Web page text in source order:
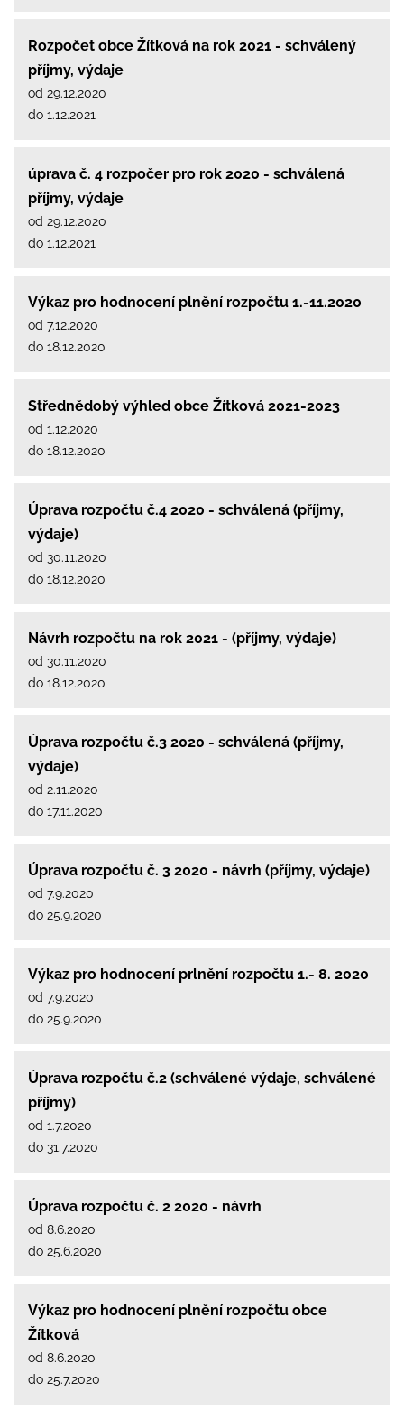
Rozpočet obce Žítková na rok 2021 - schválený
příjmy, výdaje
od 29.12.2020
do 1.12.2021
úprava č. 4 rozpočer pro rok 2020 - schválená
příjmy, výdaje
od 29.12.2020
do 1.12.2021
Výkaz pro hodnocení plnění rozpočtu 1.-11.2020
od 7.12.2020
do 18.12.2020
Střednědobý výhled obce Žítková 2021-2023
od 1.12.2020
do 18.12.2020
Úprava rozpočtu č.4 2020 - schválená (příjmy,
výdaje)
od 30.11.2020
do 18.12.2020
Návrh rozpočtu na rok 2021 - (příjmy, výdaje)
od 30.11.2020
do 18.12.2020
Úprava rozpočtu č.3 2020 - schválená (příjmy,
výdaje)
od 2.11.2020
do 17.11.2020
Úprava rozpočtu č. 3 2020 - návrh (příjmy, výdaje)
od 7.9.2020
do 25.9.2020
Výkaz pro hodnocení prlnění rozpočtu 1.- 8. 2020
od 7.9.2020
do 25.9.2020
Úprava rozpočtu č.2 (schválené výdaje, schválené
příjmy)
od 1.7.2020
do 31.7.2020
Úprava rozpočtu č. 2 2020 - návrh
od 8.6.2020
do 25.6.2020
Výkaz pro hodnocení plnění rozpočtu obce
Žítková
od 8.6.2020
do 25.7.2020